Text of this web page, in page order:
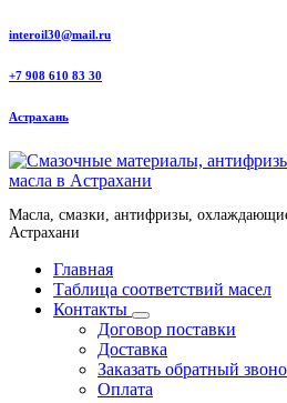
Перейти
содержанию
interoil30@mail.ru
+7 908 610 83 30
Астрахань
Масла, смазки, антифризы,
Астрахани
Главная
Таблица соответствий масел
Контакты
Договор поставки
Доставка
Заказать обратный
Оплата